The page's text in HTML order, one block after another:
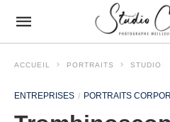
ACCUEIL PORTRAITS STUDIO
ENTREPRISES PORTRAITS